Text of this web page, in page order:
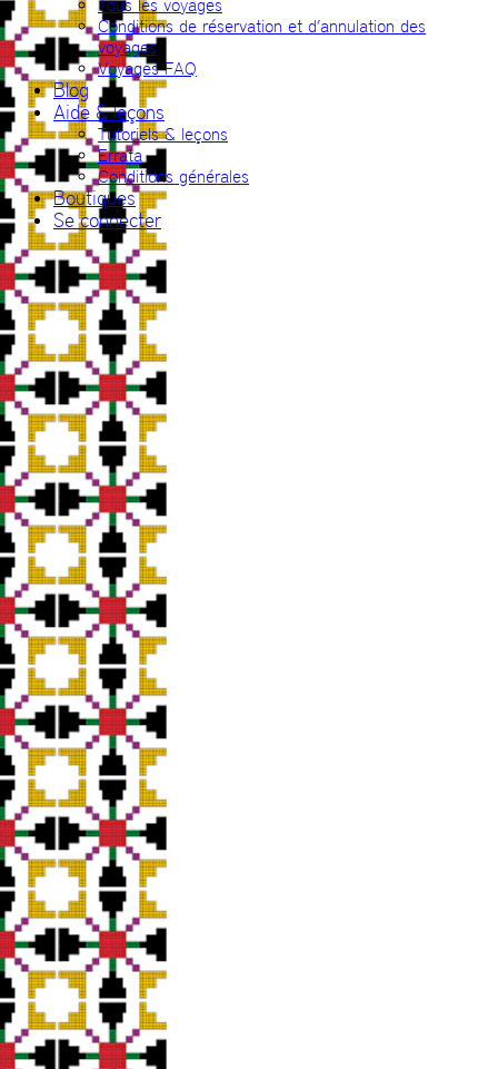
Tous les voyages
Conditions de réservation et d’annulation des
voyages
Voyages FAQ
Blog
Aide & leçons
Tutoriels & leçons
Errata
Conditions générales
Boutiques
Se connecter